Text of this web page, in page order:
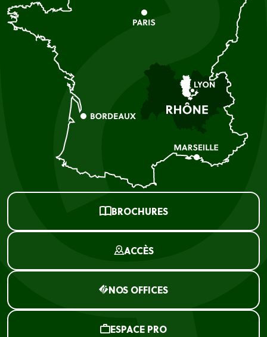
BROCHURES
ACCÈS
NOS OFFICES
ESPACE PRO